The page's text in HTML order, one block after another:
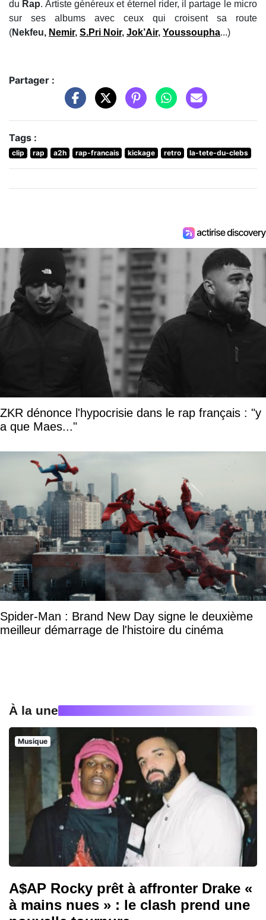
du Rap. Artiste généreux et éternel rider, il partage le micro
sur ses albums avec ceux qui croisent sa route
(Nekfeu, Nemir, S.Pri Noir, Jok’Air, Youssoupha...)
Partager :
Tags :
clip rap a2h rap-francais kickage retro la-tete-du-clebs
ZKR dénonce l'hypocrisie dans le rap français : "y
a que Maes..."
Spider-Man : Brand New Day signe le deuxième
meilleur démarrage de l'histoire du cinéma
À la une
Musique
A$AP Rocky prêt à affronter Drake «
à mains nues » : le clash prend une